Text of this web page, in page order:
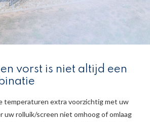
vorst is niet altijd een
temperaturen extra voorzichtig met uw
uw rolluik/screen niet omhoog of omlaag